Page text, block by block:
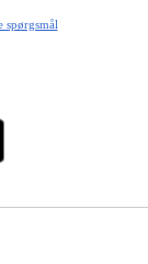
spørgsmål